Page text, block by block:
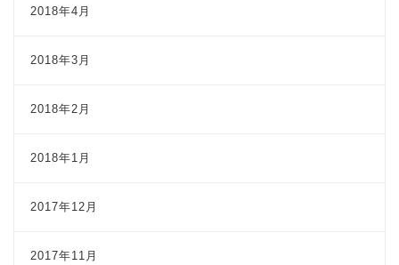
2018年4月
2018年3月
2018年2月
2018年1月
2017年12月
2017年11月